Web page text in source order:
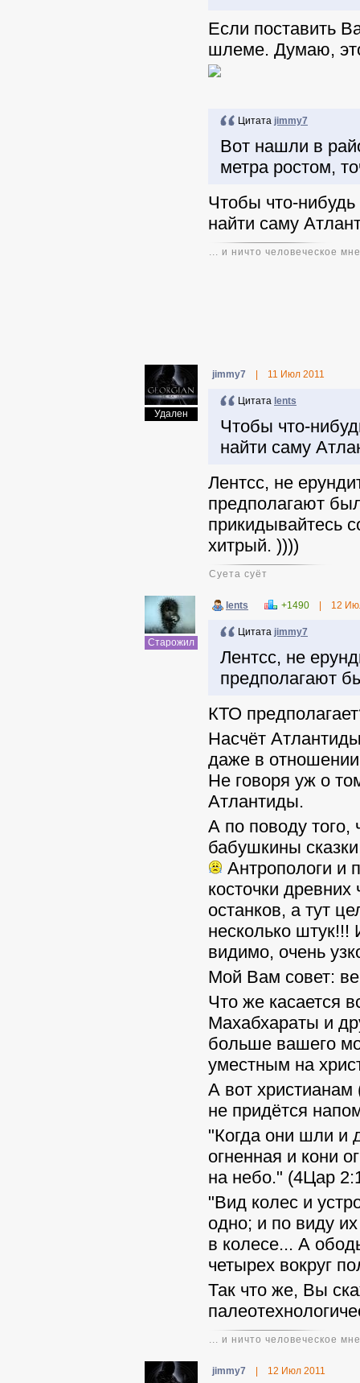
Если поставить
шлеме. Думаю,
Цитата jimmy7
Вот нашли в
метра ростом,
Чтобы что-
найти саму
... и ничто человеческое
Удален
jimmy7 11 Июл 2011
Цитата lents
Чтобы что-
найти саму
Лентсс, не
предполагают
прикидывайтесь
хитрый. ))))
Суета суёт
Старожил
lents +1490 12
Цитата jimmy7
Лентсс, не
предполагают
КТО
Насчёт
даже в отношении
Не говоря уж о
Атлантиды.
А по поводу того,
бабушкины
Антропологи и
косточки
останков, а тут
несколько штук!!!
видимо, очень
Мой Вам совет:
Что же касается
Махабхараты и
больше вашего
уместным на
А вот христианам
не придётся
"Когда они шли и
огненная и кони
на небо." (4Цар
"Вид колес и
одно; и по виду
в колесе... А
четырех вокруг
Так что же, Вы
... и ничто человеческое
jimmy7 12 Июл 2011